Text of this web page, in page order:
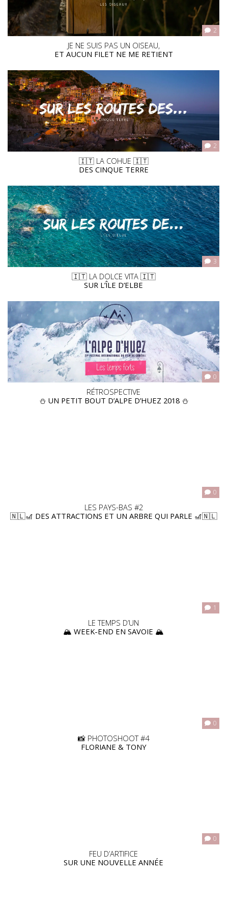
2
JE NE SUIS PAS UN OISEAU,
ET AUCUN FILET NE ME RETIENT
2
🇮🇹 LA COHUE 🇮🇹
DES CINQUE TERRE
3
🇮🇹 LA DOLCE VITA 🇮🇹
SUR L’ÎLE D’ELBE
0
RÉTROSPECTIVE
⛄️ UN PETIT BOUT D’ALPE D’HUEZ 2018 ⛄️
0
LES PAYS-BAS #2
🇳🇱🎢 DES ATTRACTIONS ET UN ARBRE QUI PARLE 🎢🇳🇱
1
LE TEMPS D’UN
🏔️ WEEK-END EN SAVOIE 🏔️
0
📸 PHOTOSHOOT #4
FLORIANE & TONY
0
FEU D’ARTIFICE
SUR UNE NOUVELLE ANNÉE